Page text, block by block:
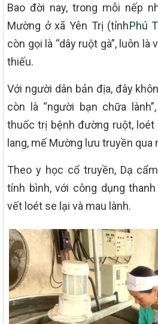
Bao đời nay, trong mỗi nếp
Mường ở xã Yên Trị (tỉnhPhú
còn gọi là “dây ruột gà”, luôn
thiếu.
Với người dân bản địa, đây
còn là “người bạn chữa
thuốc trị bệnh đường ruột,
lang, mế Mường lưu truyền qua
Theo y học cổ truyền, Dạ
tính bình, với công dụng
vết loét se lại và mau lành.